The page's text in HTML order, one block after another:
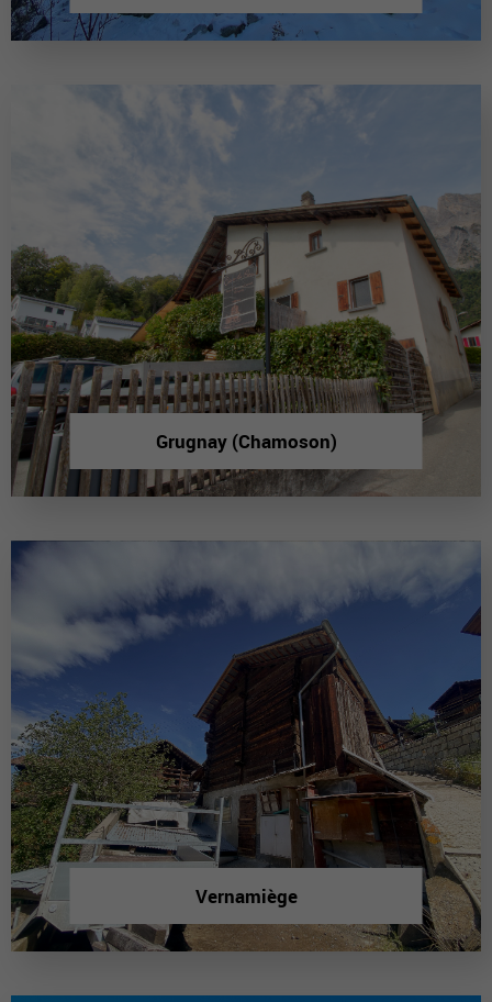
Grugnay (Chamoson)
Vernamiège